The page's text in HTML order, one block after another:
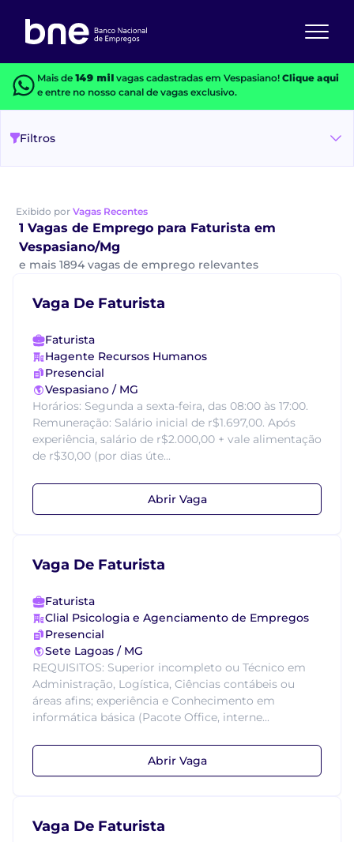
Mais de 149 milvagas cadastradas em Vespasiano! Clique aqui
e entre no nosso canal de vagas exclusivo.
Filtros
Exibido por Vagas Recentes
1 Vagas de Emprego para Faturista em
Vespasiano/Mg
e mais 1894 vagas de emprego relevantes
Vaga De Faturista
Faturista
Hagente Recursos Humanos
Presencial
Vespasiano / MG
Horários: Segunda a sexta-feira, das 08:00 às 17:00.
Remuneração: Salário inicial de r$1.697,00. Após
experiência, salário de r$2.000,00 + vale alimentação
de r$30,00 (por dias úte...
Abrir Vaga
Vaga De Faturista
Faturista
Clial Psicologia e Agenciamento de Empregos
Presencial
Sete Lagoas / MG
REQUISITOS: Superior incompleto ou Técnico em
Administração, Logística, Ciências contábeis ou
áreas afins; experiência e Conhecimento em
informática básica (Pacote Office, interne...
Abrir Vaga
Vaga De Faturista